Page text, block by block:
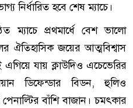
নির্ধারিত হবে শেষ ম্যাচে।
ম্যাচে প্রথমার্ধে বেশ ভালো
ঐতিহাসিক জয়ের আত্মবিশ্বাস
এগিয়ে যায় ক্লাউদিও এচেভেরির
ডিফেন্ডার বিডন, হুলিও
বাঁশি বাজান। চমৎকার